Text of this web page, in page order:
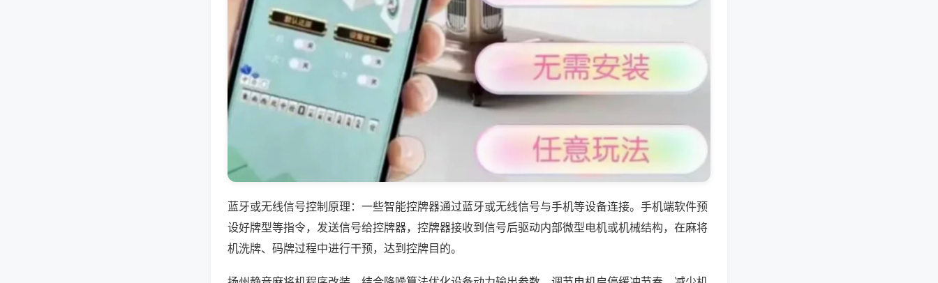
蓝牙或无线信号控制原理：一些智能控牌器通过蓝牙或无线信号与手机等设备连接。手机端软件预
设好牌型等指令，发送信号给控牌器，控牌器接收到信号后驱动内部微型电机或机械结构，在麻将
机洗牌、码牌过程中进行干预，达到控牌目的。